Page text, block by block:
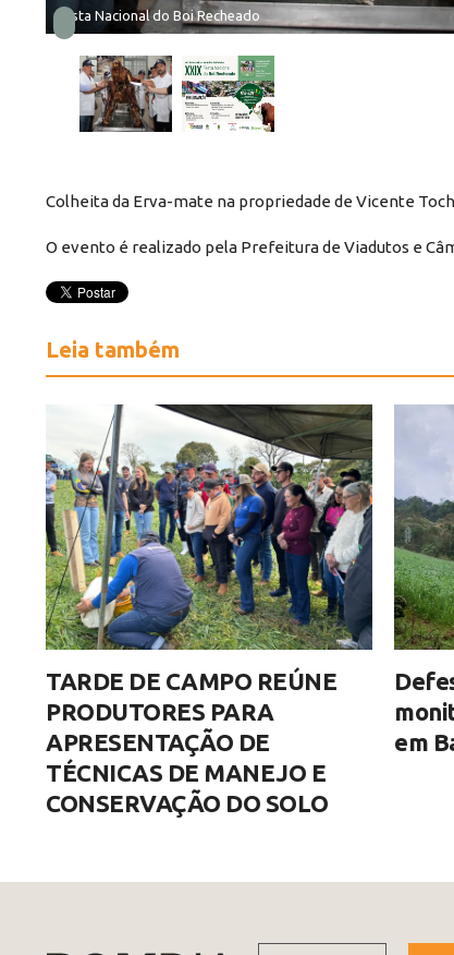
Festa Nacional do Boi Recheado
Colheita da Erva-mate na propriedade de Vicente
O evento é realizado pela Prefeitura de Viadutos e
Leia também
TARDE DE CAMPO REÚNE
PRODUTORES PARA
APRESENTAÇÃO DE
TÉCNICAS DE MANEJO E
CONSERVAÇÃO DO SOLO
em